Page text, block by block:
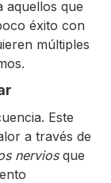
aquellos que
éxito con
múltiples
Este
a través de
nerviosque